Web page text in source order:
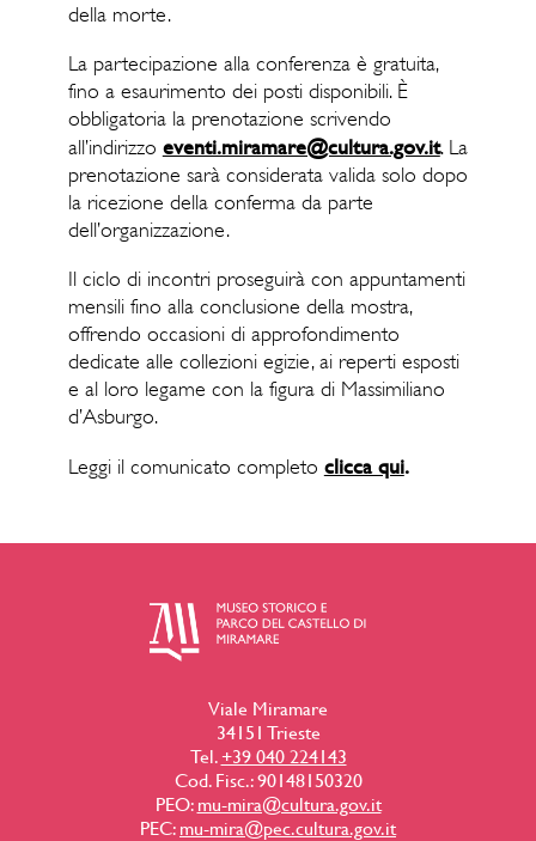
della morte.
La partecipazione alla conferenza è gratuita,
fino a esaurimento dei posti disponibili. È
obbligatoria la prenotazione scrivendo
all’indirizzo eventi.miramare@cultura.gov.it. La
prenotazione sarà considerata valida solo dopo
la ricezione della conferma da parte
dell’organizzazione.
Il ciclo di incontri proseguirà con appuntamenti
mensili fino alla conclusione della mostra,
offrendo occasioni di approfondimento
dedicate alle collezioni egizie, ai reperti esposti
e al loro legame con la figura di Massimiliano
d’Asburgo.
Leggi il comunicato completo clicca qui.
Viale Miramare
34151 Trieste
Tel. +39 040 224143
Cod. Fisc.: 90148150320
PEO: mu-mira@cultura.gov.it
PEC: mu-mira@pec.cultura.gov.it